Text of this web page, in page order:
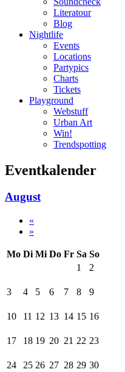
Literatour
Blog
Nightlife
Events
Locations
Partypics
Charts
Tickets
Playground
Webstuff
Urban Art
Win!
Trendspotting
Eventkalender
August
«
»
Mo Di Mi Do Fr Sa So
1
2
3 4 5 6 7 8 9
10 11 12 13 14 15 16
17 18 19 20 21 22 23
24 25 26 27 28 29 30